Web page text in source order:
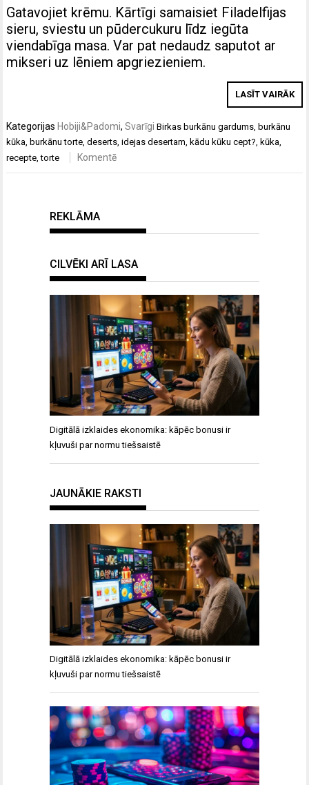
Gatavojiet krēmu. Kārtīgi samaisiet Filadelfijas
sieru, sviestu un pūdercukuru līdz iegūta
viendabīga masa. Var pat nedaudz saputot ar
mikseri uz lēniem apgriezieniem.
LASĪT VAIRĀK
Kategorijas Hobiji&Padomi,Svarīgi Birkas burkānu gardums burkānu
kūka burkānu torte ,deserts ,idejas desertam kādu kūku cept? kūka
recepte ,torte Komentē
REKLĀMA
CILVĒKI ARĪ LASA
Digitālā izklaides ekonomika: kāpēc bonusi ir
kļuvuši par normu tiešsaistē
JAUNĀKIE RAKSTI
Digitālā izklaides ekonomika: kāpēc bonusi ir
kļuvuši par normu tiešsaistē